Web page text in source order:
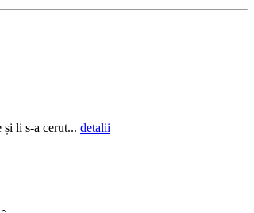
li s-a cerut... detalii